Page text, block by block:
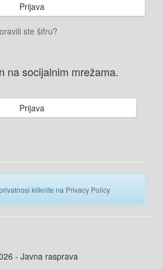
ste šifru?
na socijalnim mrežama.
Prijava
kliknite na Privacy Policy
- Javna rasprava